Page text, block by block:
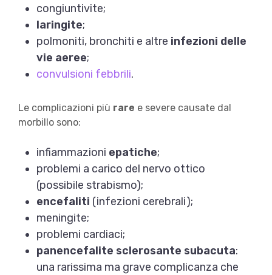
congiuntivite;
laringite;
polmoniti, bronchiti e altre infezioni delle
vie aeree;
convulsioni febbrili.
Le complicazioni più rare e severe causate dal
morbillo sono:
infiammazioni epatiche;
problemi a carico del nervo ottico
(possibile strabismo);
encefaliti (infezioni cerebrali);
meningite;
problemi cardiaci;
panencefalite sclerosante subacuta:
una rarissima ma grave complicanza che